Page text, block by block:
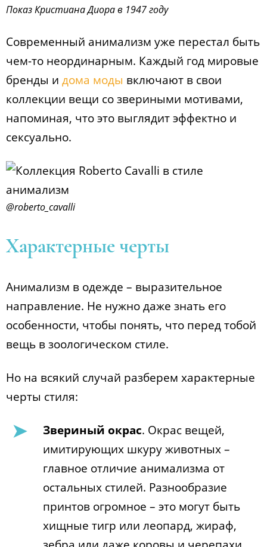
Показ Кристиана Диора в 1947 году
Современный анимализм уже перестал быть
чем-то неординарным. Каждый год мировые
бренды и дома моды включают в свои
коллекции вещи со звериными мотивами,
напоминая, что это выглядит эффектно и
сексуально.
@roberto_cavalli
Характерные черты
Анимализм в одежде – выразительное
направление. Не нужно даже знать его
особенности, чтобы понять, что перед тобой
вещь в зоологическом стиле.
Но на всякий случай разберем характерные
черты стиля:
Звериный окрас. Окрас вещей,
имитирующих шкуру животных –
главное отличие анимализма от
остальных стилей. Разнообразие
принтов огромное – это могут быть
хищные тигр или леопард, жираф,